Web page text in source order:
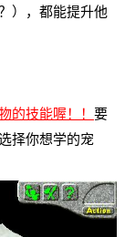
），都能提升他
的技能喔！！ 要
择你想学的宠